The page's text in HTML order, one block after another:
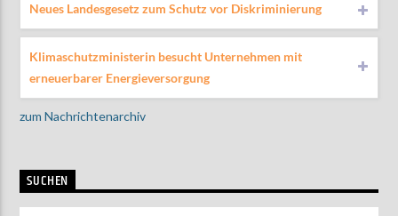
Neues Landesgesetz zum Schutz vor Diskriminierung
Klimaschutzministerin besucht Unternehmen mit
erneuerbarer Energieversorgung
zum Nachrichtenarchiv
SUCHEN